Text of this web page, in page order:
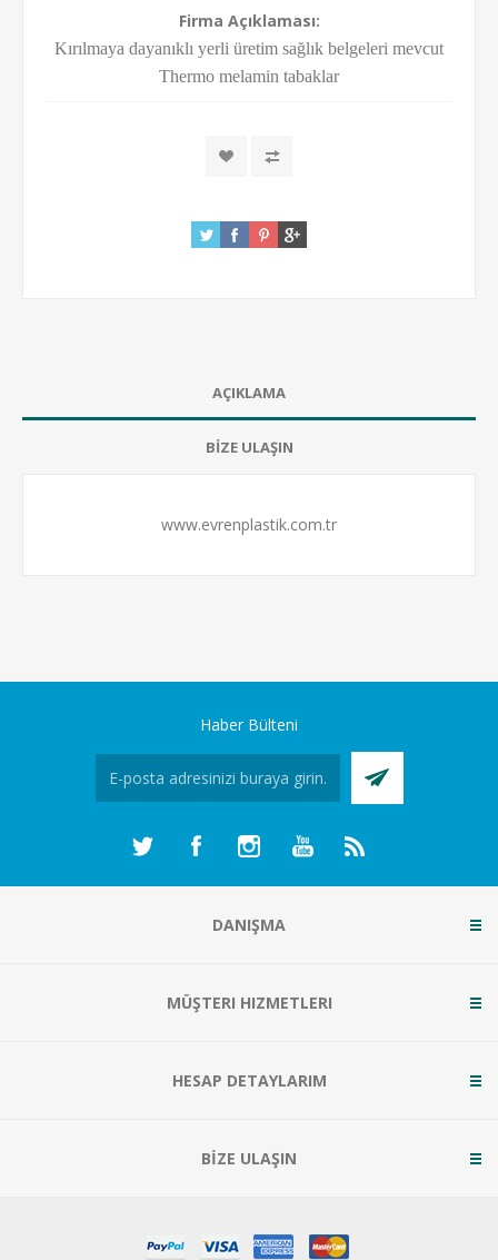
Firma Açıklaması:
Kırılmaya dayanıklı yerli üretim sağlık belgeleri mevcut
Thermo melamin tabaklar
AÇIKLAMA
BİZE ULAŞIN
www.evrenplastik.com.tr
Haber Bülteni
DANIŞMA
MÜŞTERI HIZMETLERI
HESAP DETAYLARIM
BİZE ULAŞIN